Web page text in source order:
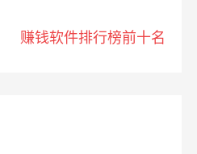
赚钱软件排行榜前十名